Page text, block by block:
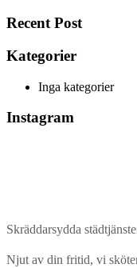
Recent Post
Kategorier
Inga kategorier
Instagram
Skräddarsydda
Njut av din fritid, vi